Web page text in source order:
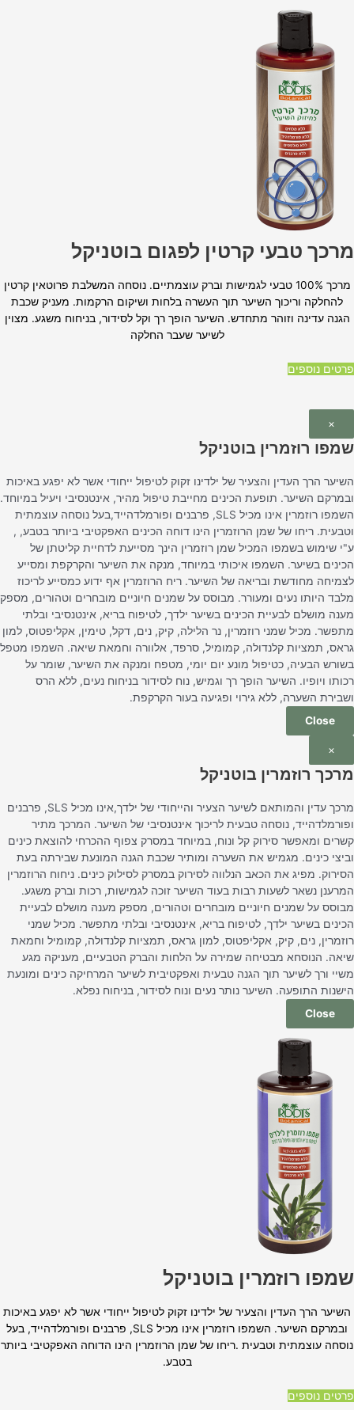
מרכך טבעי קרטין לפגום בוטניקל
מרכך 100% טבעי לגמישות וברק עוצמתיים. נוסחה המשלבת פרוטאין קרטין
להחלקה וריכוך השיער תוך העשרה בלחות ושיקום הרקמות. מעניק שכבת
הגנה עדינה וזוהר מתחדש. השיער הופך רך וקל לסידור, בניחוח משגע. מצוין
לשיער שעבר החלקה
פרטים נוספים
×
שמפו רוזמרין בוטניקל
השיער הרך העדין והצעיר של ילדינו זקוק לטיפול ייחודי אשר לא יפגע באיכות
ובמרקם השיער. תופעת הכינים מחייבת טיפול מהיר, אינטנסיבי ויעיל במיוחד.
השמפו רוזמרין אינו מכיל SLS, פרבנים ופורמלדהייד,בעל נוסחה עוצמתית
וטבעית. ריחו של שמן הרוזמרין הינו דוחה הכינים האפקטיבי ביותר בטבע, ,
ע"י שימוש בשמפו המכיל שמן רוזמרין הינך מסייעת לדחיית קליטתן של
הכינים בשיער. השמפו איכותי במיוחד, מנקה את השיער והקרקפת ומסייע
לצמיחה מחודשת ובריאה של השיער. ריח הרוזמרין אף ידוע כמסייע לריכוז
מלבד היותו נעים ומעורר. מבוסס על שמנים חיוניים מובחרים וטהורים, מספק
מענה מושלם לבעיית הכינים בשיער ילדך, לטיפוח בריא, אינטנסיבי ובלתי
מתפשר. מכיל שמני רוזמרין, נר הלילה, קיק, נים, דקל, טימין, אקליפטוס, למון
גראס, תמציות קלנדולה, קמומיל, סרפד, אלוורה וחמאת שיאה. השמפו מטפל
בשורש הבעיה, כטיפול מונע יום יומי, מטפח ומנקה את השיער, שומר על
רכותו ויופיו. השיער הופך רך וגמיש, נוח לסידור בניחוח נעים, ללא הרס
ושבירת השערה, ללא גירוי ופגיעה בעור הקרקפת.
Close
×
מרכך רוזמרין בוטניקל
מרכך עדין והמותאם לשיער הצעיר והייחודי של ילדך,אינו מכיל SLS, פרבנים
ופורמלדהייד, נוסחה טבעית לריכוך אינטנסיבי של השיער. המרכך מתיר
קשרים ומאפשר סירוק קל ונוח, במיוחד במסרק צפוף ההכרחי להוצאת כינים
וביצי כינים. מגמיש את השערה ומותיר שכבת הגנה המונעת שבירתה בעת
הסירוק. מפיג את הכאב הנלווה לסירוק במסרק לסילוק כינים. ניחוח הרוזמרין
המרענן נשאר לשעות רבות בעוד השיער זוכה לגמישות, רכות וברק משגע.
מבוסס על שמנים חיוניים מובחרים וטהורים, מספק מענה מושלם לבעיית
הכינים בשיער ילדך, לטיפוח בריא, אינטנסיבי ובלתי מתפשר. מכיל שמני
רוזמרין, נים, קיק, אקליפטוס, למון גראס, תמציות קלנדולה, קמומיל וחמאת
שיאה. הנוסחא מבטיחה שמירה על הלחות והברק הטבעיים, מעניקה מגע
משיי ורך לשיער תוך הגנה טבעית ואפקטיבית לשיער המרחיקה כינים ומונעת
הישנות התופעה. השיער נותר נעים ונוח לסידור, בניחוח נפלא.
Close
שמפו רוזמרין בוטניקל
השיער הרך העדין והצעיר של ילדינו זקוק לטיפול ייחודי אשר לא יפגע באיכות
ובמרקם השיער. השמפו רוזמרין אינו מכיל
פרבנים ופורמלדהייד, בעל
נוסחה עוצמתית וטבעית .ריחו של שמן הרוזמרין הינו הדוחה האפקטיבי ביותר
בטבע.
פרטים נוספים